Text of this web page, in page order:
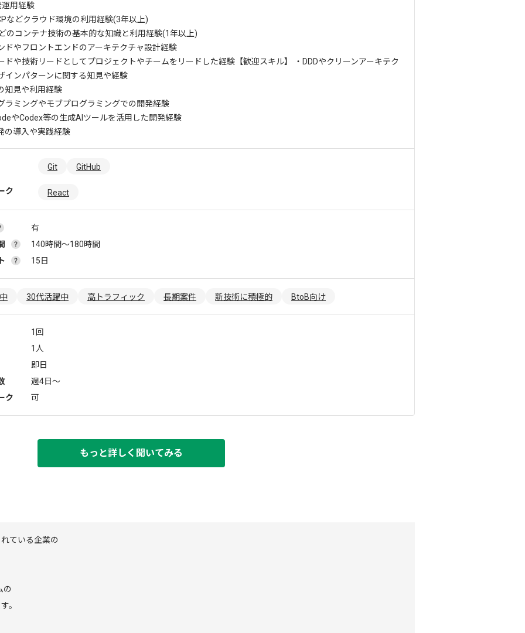
運用経験
などクラウド環境の利用経験(3年以上)
のコンテナ技術の基本的な知識と利用経験(1年以上)
ドやフロントエンドのアーキテクチャ設計経験
ドや技術リードとしてプロジェクトやチームをリードした経験 【歓迎スキル】 ・DDDやクリーンアーキテク
インパターンに関する知見や経験
知見や利用経験
ラミングやモブプログラミングでの開発経験
やCodex等の生成AIツールを活用した開発経験
の導入や実践経験
Git GitHub
ク React
有
140時間〜180時間
15日
30代活躍中 高トラフィック 長期案件 新技術に積極的 BtoB向け
1回
1人
即日
週4日〜
ク
可
もっと詳しく聞いてみる
ている企業の
の
。